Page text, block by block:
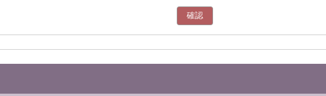
確認